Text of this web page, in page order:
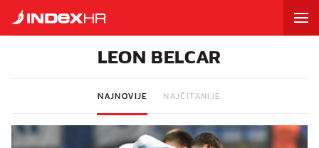
LEON BELCAR
NAJNOVIJE NAJČITANIJE